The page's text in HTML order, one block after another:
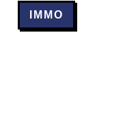
IMMO